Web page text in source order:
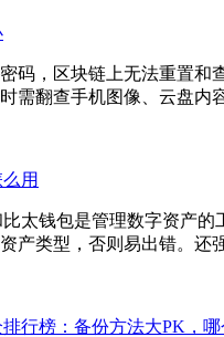
码，区块链上无法重置和
需翻查手机图像、云盘内
用
比太钱包是管理数字资产
产类型，否则易出错。还
行榜：备份方法大PK，哪